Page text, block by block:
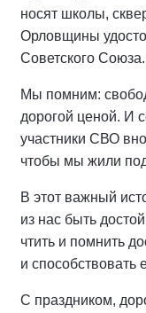
носят школы,
Орловщины
Советского Союза.
Мы помним:
дорогой ценой. И
участники СВО
чтобы мы жили
В этот важный
из нас быть
чтить и помнить
и способствовать
С праздником,